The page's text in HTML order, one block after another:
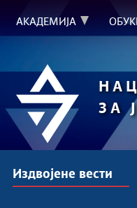
АКАДЕМИЈА
ЗА
Издвојене вести